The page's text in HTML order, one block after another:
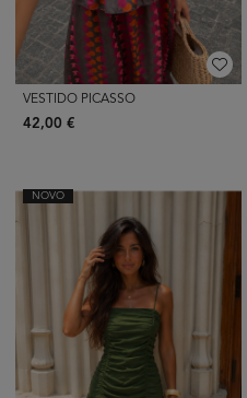
VESTIDO PICASSO
42,00 €
NOVO